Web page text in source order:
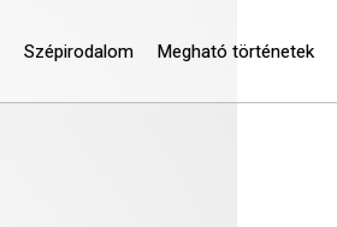
Szépirodalom Megható történetek